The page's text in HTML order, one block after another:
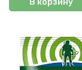
В корзину